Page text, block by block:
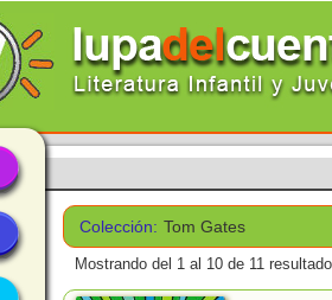
Colección: Tom Gates
Mostrando del 1 al 10 de 11